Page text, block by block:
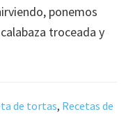
ponemos
troceada y
de tortas, Recetas de